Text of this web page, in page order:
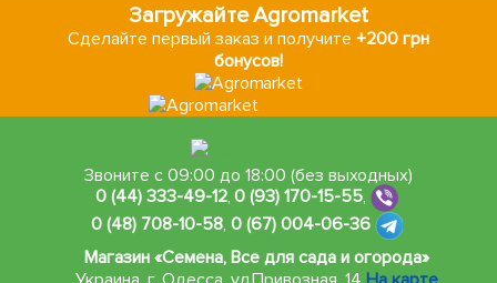
Загружайте Agromarket
Сделайте первый заказ и получите +200 грн
бонусов!
Звоните с 09:00 до 18:00 (без выходных)
0 (44) 333-49-12,0 (93) 170-15-55,
0 (48) 708-10-58, 0 (67) 004-06-36
Магазин «Семена, Все для сада и огорода»